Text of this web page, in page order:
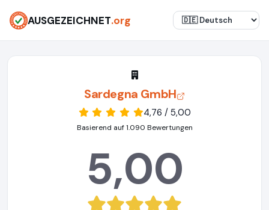
AUSGEZEICHNET.org
Sardegna GmbH
4,76 / 5,00
Basierend auf 1.090 Bewertungen
5,00